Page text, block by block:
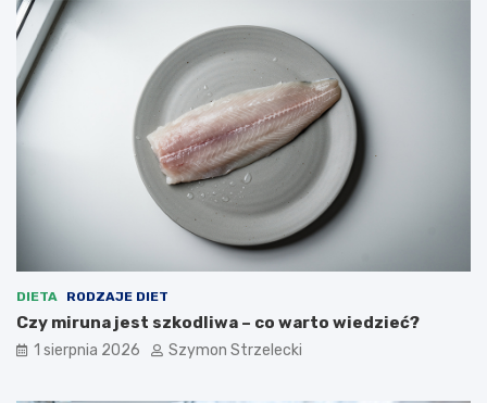
DIETA RODZAJE DIET
Czy miruna jest szkodliwa – co warto wiedzieć?
1 sierpnia 2026 Szymon Strzelecki